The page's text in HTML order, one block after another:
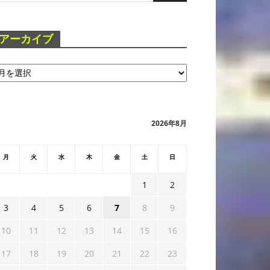
アーカイブ
2026年8月
月 火 水 木 金 土 日
1
2
3
4 5 6 7 8
9
10
11 12 13 14 15
16
17
18 19 20 21 22
23